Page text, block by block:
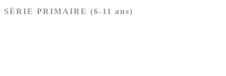
SÉRIE PRIMAIRE (6-11 ans)